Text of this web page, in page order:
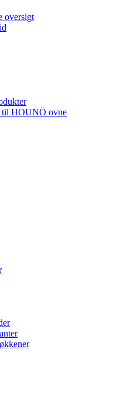
oversigt
til HOUNÖ ovne